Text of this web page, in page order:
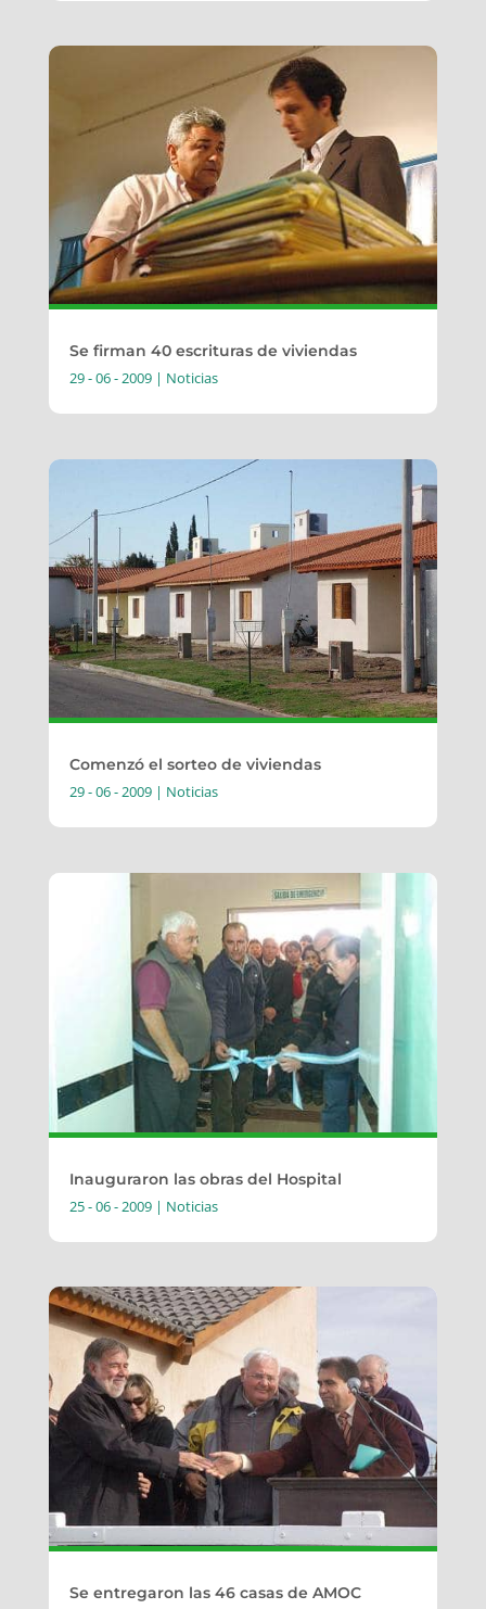
Se firman 40 escrituras de viviendas
29 - 06 - 2009| Noticias
Comenzó el sorteo de viviendas
29 - 06 - 2009| Noticias
Inauguraron las obras del Hospital
25 - 06 - 2009| Noticias
Se entregaron las 46 casas de AMOC